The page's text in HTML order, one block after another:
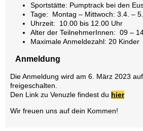
Sportstätte: Pumptrack bei den
Tage: Montag – Mittwoch: 3.4. –
Uhrzeit: 10.00 bis 12.00 Uhr
Alter der TeilnehmerInnen: 09 –
Maximale Anmeldezahl: 20 Kinder
Anmeldung
Die Anmeldung wird am 6. März 2023
freigeschalten.
Den Link zu Venuzle findest du hier
Wir freuen uns auf dein Kommen!